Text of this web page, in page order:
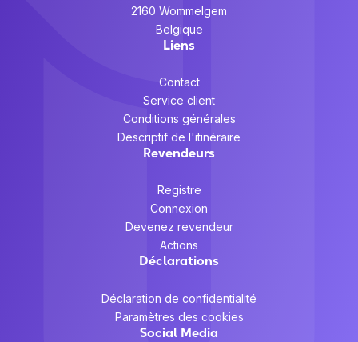
2160 Wommelgem
Belgique
Liens
Contact
Service client
Conditions générales
Descriptif de l'itinéraire
Revendeurs
Registre
Connexion
Devenez revendeur
Actions
Déclarations
Déclaration de confidentialité
Paramètres des cookies
Social Media